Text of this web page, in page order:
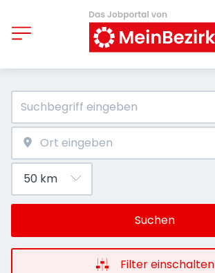
Suchen
Filter einschalten